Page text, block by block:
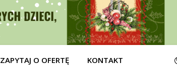
ZAPYTAJ O OFERTĘ KONTAKT